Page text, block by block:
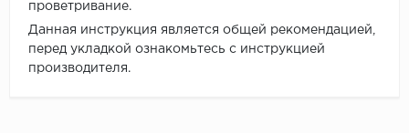
проветривание.
Данная инструкция является общей рекомендацией,
перед укладкой ознакомьтесь с инструкцией
производителя.